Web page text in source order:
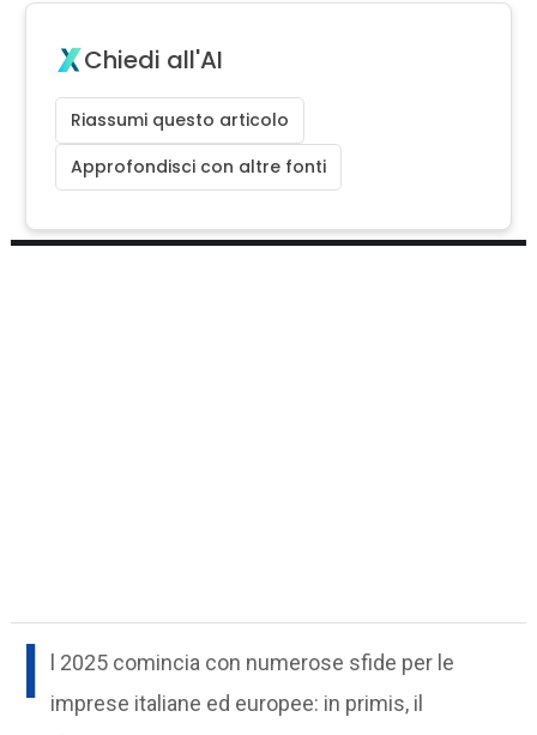
Chiedi all'AI
Riassumi questo articolo
Approfondisci con altre fonti
I
l 2025 comincia con numerose sfide per le
imprese italiane ed europee: in primis, il